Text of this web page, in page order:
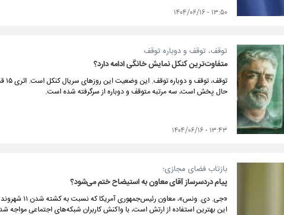
۱۳:۵۰ - ۱۴۰۴/۰۶/۱۶
توقف، توقف و دوباره توقف
متفاوت‌ترین کنکل نمایش خانگی ادامه دارد؟
حال پخش است، سه مرتبه متوقف و دوباره از سرگرفته شده است.
۱۳:۴۳ - ۱۴۰۴/۰۶/۱۶
بازتاب فضای مجازی؛
پیام دردسرساز آقای معاون به استیضاح ختم می‌شود؟
«جی. دی. ونس»،
این بهترین استفاده از ارتش است، با واکنش کاربران شبکه‌های اجتماعی